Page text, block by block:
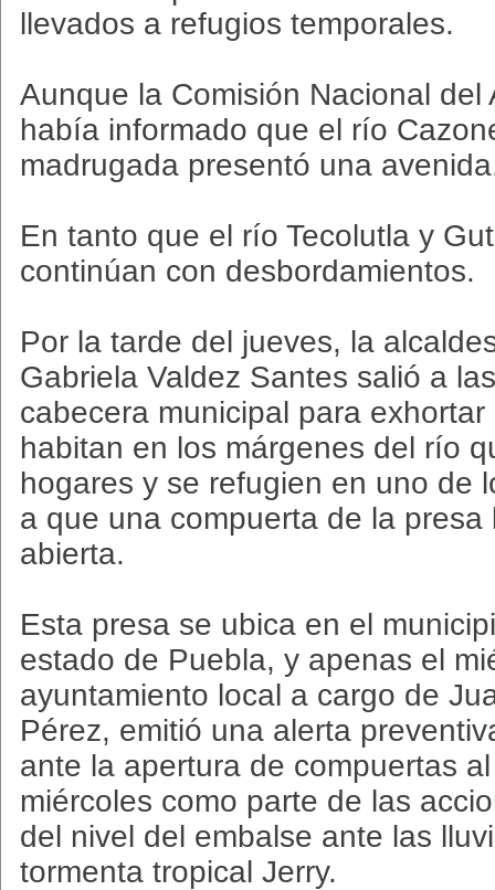
llevados a refugios temporales.
Aunque la Comisión Nacional del
había informado que el río
madrugada presentó una
En tanto que el río Tecolutla y
continúan con desbordamientos.
Por la tarde del jueves, la
Gabriela Valdez Santes salió a
cabecera municipal para
habitan en los márgenes del río
hogares y se refugien en uno de
a que una compuerta de la presa
abierta.
Esta presa se ubica en el
estado de Puebla, y apenas el
ayuntamiento local a cargo de
Pérez, emitió una alerta
ante la apertura de compuertas
miércoles como parte de las
del nivel del embalse ante las
tormenta tropical Jerry.